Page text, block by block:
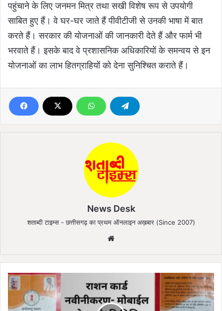
पहुंचाने के लिए जनमन मित्र तथा सखी विशेष रूप से उपयोगी
साबित हुए हैं। वे घर-घर जाते हैं पीवीटीजी से उनकी भाषा में बात
करते हैं। सरकार की योजनाओं की जानकारी देते हैं और फार्म भी
भरवाते हैं। इसके बाद वे प्रशासनिक अधिकारियों के समन्वय से इन
योजनाओं का लाभ हितग्राहियों को देना सुनिश्चित कराते हैं।
News Desk
शताब्दी टाइम्स - छत्तीसगढ़ का प्रथम ऑनलाइन अख़बार (Since 2007)
te
रा
श
का